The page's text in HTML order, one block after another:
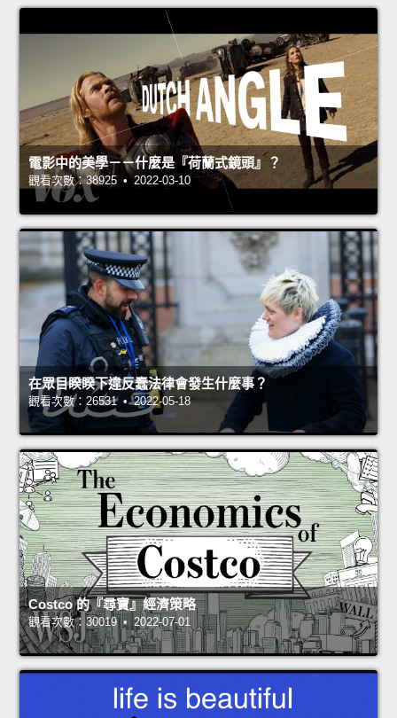
電影中的美學－－什麼是『荷蘭式鏡頭』？
觀看次數：38925 • 2022-03-10
在眾目睽睽下違反蠢法律會發生什麼事？
觀看次數：26531 • 2022-05-18
Costco 的『尋寶』經濟策略
觀看次數：30019 • 2022-07-01